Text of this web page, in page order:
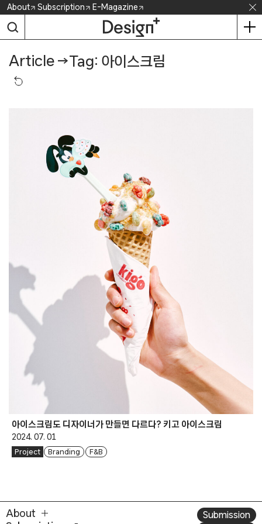
Skip
content
About Subscription E-Magazine
Article →Tag: 아이스크림
아이스크림도 디자이너가 만들면 다르다? 키고 아이스크림
2024. 07. 01
Project Branding F&B
About
Submission